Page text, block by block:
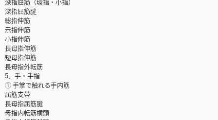
深指屈筋腱
総指伸筋
示指伸筋
小指伸筋
長母指伸筋
短母指伸筋
長母指外転筋
5．手・手指
① 手掌で触れる手内筋
屈筋支帯
長母指屈筋腱
母指内転筋横頭